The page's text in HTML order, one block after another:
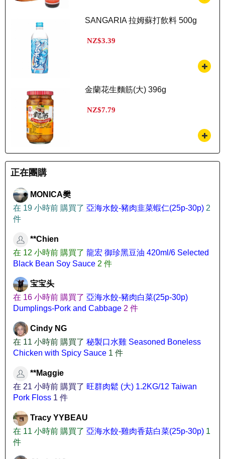
SANGARIA 拉姆蘇打飲料 500g
NZ$3.39
金蘭花生麵筋(大) 396g
NZ$7.79
正在團購
MONICA樊
在 19 小時前 購買了 亞海水餃-豬肉韭菜蝦仁(25p-30p) 2
件
**Chien
在 12 小時前 購買了 龍宏 御珍黑豆油 420ml/6 Selected
Black Bean Soy Sauce 2 件
宝宝头
在 16 小時前 購買了 亞海水餃-豬肉白菜(25p-30p)
Dumplings-Pork and Cabbage 2 件
Cindy NG
在 11 小時前 購買了 秘製口水雞 Seasoned Boneless
Chicken with Spicy Sauce 1 件
**Maggie
在 21 小時前 購買了 旺群肉鬆 (大) 1.2KG/12 Taiwan
Pork Floss 1 件
Tracy YYBEAU
在 11 小時前 購買了 亞海水餃-雞肉香菇白菜(25p-30p) 1
件